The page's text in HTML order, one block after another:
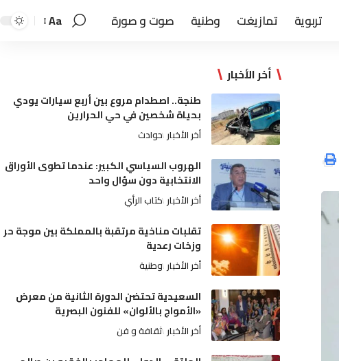
تربوية تمازيغت وطنية صوت و صورة Aa
أخر الأخبار
طنجة.. اصطدام مروع بين أربع سيارات يودي
بحياة شخصين في حي الحرارين
أخر الأخبار حوادث
الهروب السياسي الكبير: عندما تطوى الأوراق
الانتخابية دون سؤال واحد
أخر الأخبار كتاب الرأي
تقلبات مناخية مرتقبة بالمملكة بين موجة حر
وزخات رعدية
أخر الأخبار وطنية
السعيدية تحتضن الدورة الثانية من معرض
«الأمواج بالألوان» للفنون البصرية
أخر الأخبار ثقافة و فن